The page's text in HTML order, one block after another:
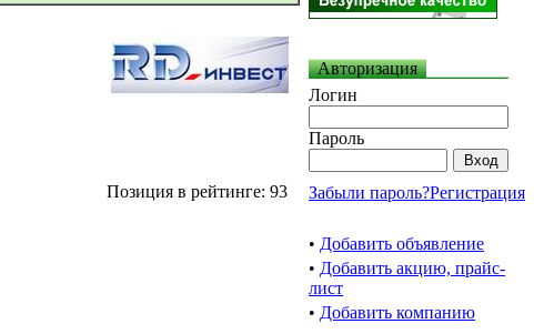
Позиция в рейтинге: 93
Авторизация
Логин
Пароль
Забыли пароль?Регистрация
• Добавить объявление
• Добавить акцию, прайс-
лист
• Добавить компанию